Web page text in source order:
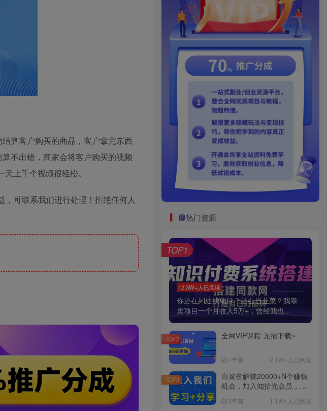
算客户购买的商品，客户拿完东西
不出错，商家会将客户购买的视频
上千个视频很轻松。
可联系我们进行处理！拒绝任何人
热门资源
12.3W+人已阅读
你还在到处找项目？还在当韭菜？我靠
卖项目一个月收入5万+，曾经我也...
TOP1
全网VIP课程 无损下载~
2年前 2.1W+人已阅读
TOP2
白菜价解锁20000+N个赚钱
机会，加入知拾光会员，全
3年前 1.1W+人已阅读
TOP3